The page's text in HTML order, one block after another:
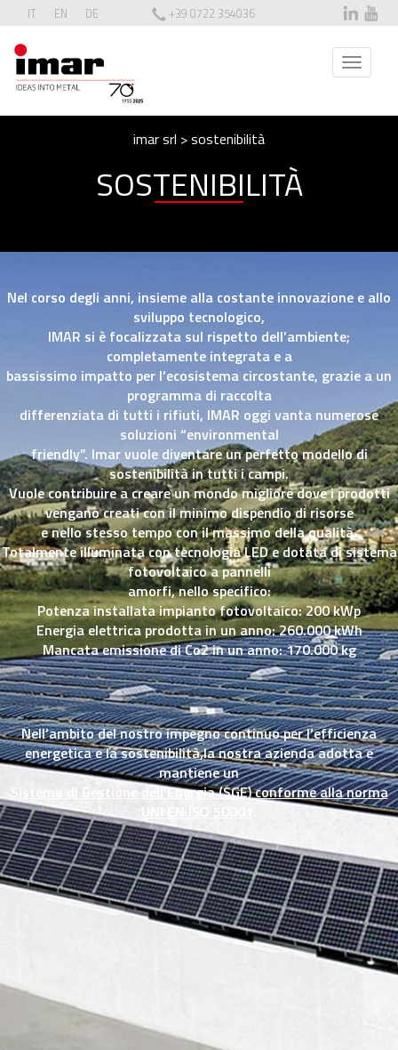
IT EN DE +39 0722 354036
T
o
t
imar srl >sostenibilità
SOSTENIBILITÀ
Nel corso degli anni, insieme alla costante innovazione e allo
sviluppo tecnologico,
IMAR si è focalizzata sul rispetto dell’ambiente;
completamente integrata e a
bassissimo impatto per l’ecosistema circostante, grazie a un
programma di raccolta
differenziata di tutti i rifiuti, IMAR oggi vanta numerose
soluzioni “environmental
friendly”. Imar vuole diventare un perfetto modello di
sostenibilità in tutti i campi.
Vuole contribuire a creare un mondo migliore dove i prodotti
vengano creati con il minimo dispendio di risorse
e nello stesso tempo con il massimo della qualità.
Totalmente illuminata con tecnologia LED e dotata di sistema
fotovoltaico a pannelli
amorfi, nello specifico:
Potenza installata impianto fotovoltaico: 200 kWp
Energia elettrica prodotta in un anno: 260.000 kWh
Mancata emissione di Co2 in un anno: 170.000 kg
Nell’ambito del nostro impegno continuo per l’efficienza
energetica e la sostenibilità,la nostra azienda adotta e
mantiene un
Sistema di Gestione dell’Energia (SGE) conforme alla norma
UNI EN ISO 50001